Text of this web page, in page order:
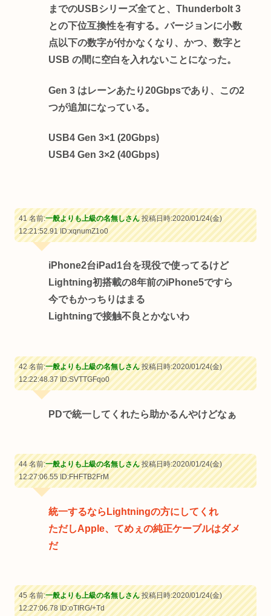
までのUSBシリーズ全てと、Thunderbolt 3
との下位互換性を有する。バージョンに小数
点以下の数字が付かなくなり、かつ、数字と
USB の間に空白を入れないことになった。
Gen 3 はレーンあたり20Gbpsであり、この2
つが追加になっている。
USB4 Gen 3×1 (20Gbps)
USB4 Gen 3×2 (40Gbps)
41 名前:一般よりも上級の名無しさん投稿日時:2020/01/24(金)
12:21:52.91ID:xqnumZ1o0
iPhone2台iPad1台を現役で使ってるけど
Lightning初搭載の8年前のiPhone5ですら
今でもかっちりはまる
Lightningで接触不良とかないわ
42 名前:一般よりも上級の名無しさん投稿日時:2020/01/24(金)
12:22:48.37ID:SVTTGFqo0
PDで統一してくれたら助かるんやけどなぁ
44 名前:一般よりも上級の名無しさん投稿日時:2020/01/24(金)
12:27:06.55ID:FHFTB2FrM
統一するならLightningの方にしてくれ
ただしApple、てめぇの純正ケーブルはダメ
だ
45 名前:一般よりも上級の名無しさん投稿日時:2020/01/24(金)
12:27:06.78ID:oTIRG/+Td